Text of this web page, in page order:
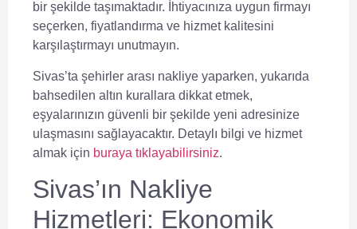
bir şekilde taşımaktadır. İhtiyacınıza uygun firmayı
seçerken, fiyatlandırma ve hizmet kalitesini
karşılaştırmayı unutmayın.
Sivas’ta şehirler arası nakliye yaparken, yukarıda
bahsedilen altın kurallara dikkat etmek,
eşyalarınızın güvenli bir şekilde yeni adresinize
ulaşmasını sağlayacaktır. Detaylı bilgi ve hizmet
almak için buraya tıklayabilirsiniz.
Sivas’ın Nakliye
Hizmetleri: Ekonomik